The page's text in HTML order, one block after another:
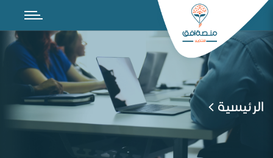
الرئيسية